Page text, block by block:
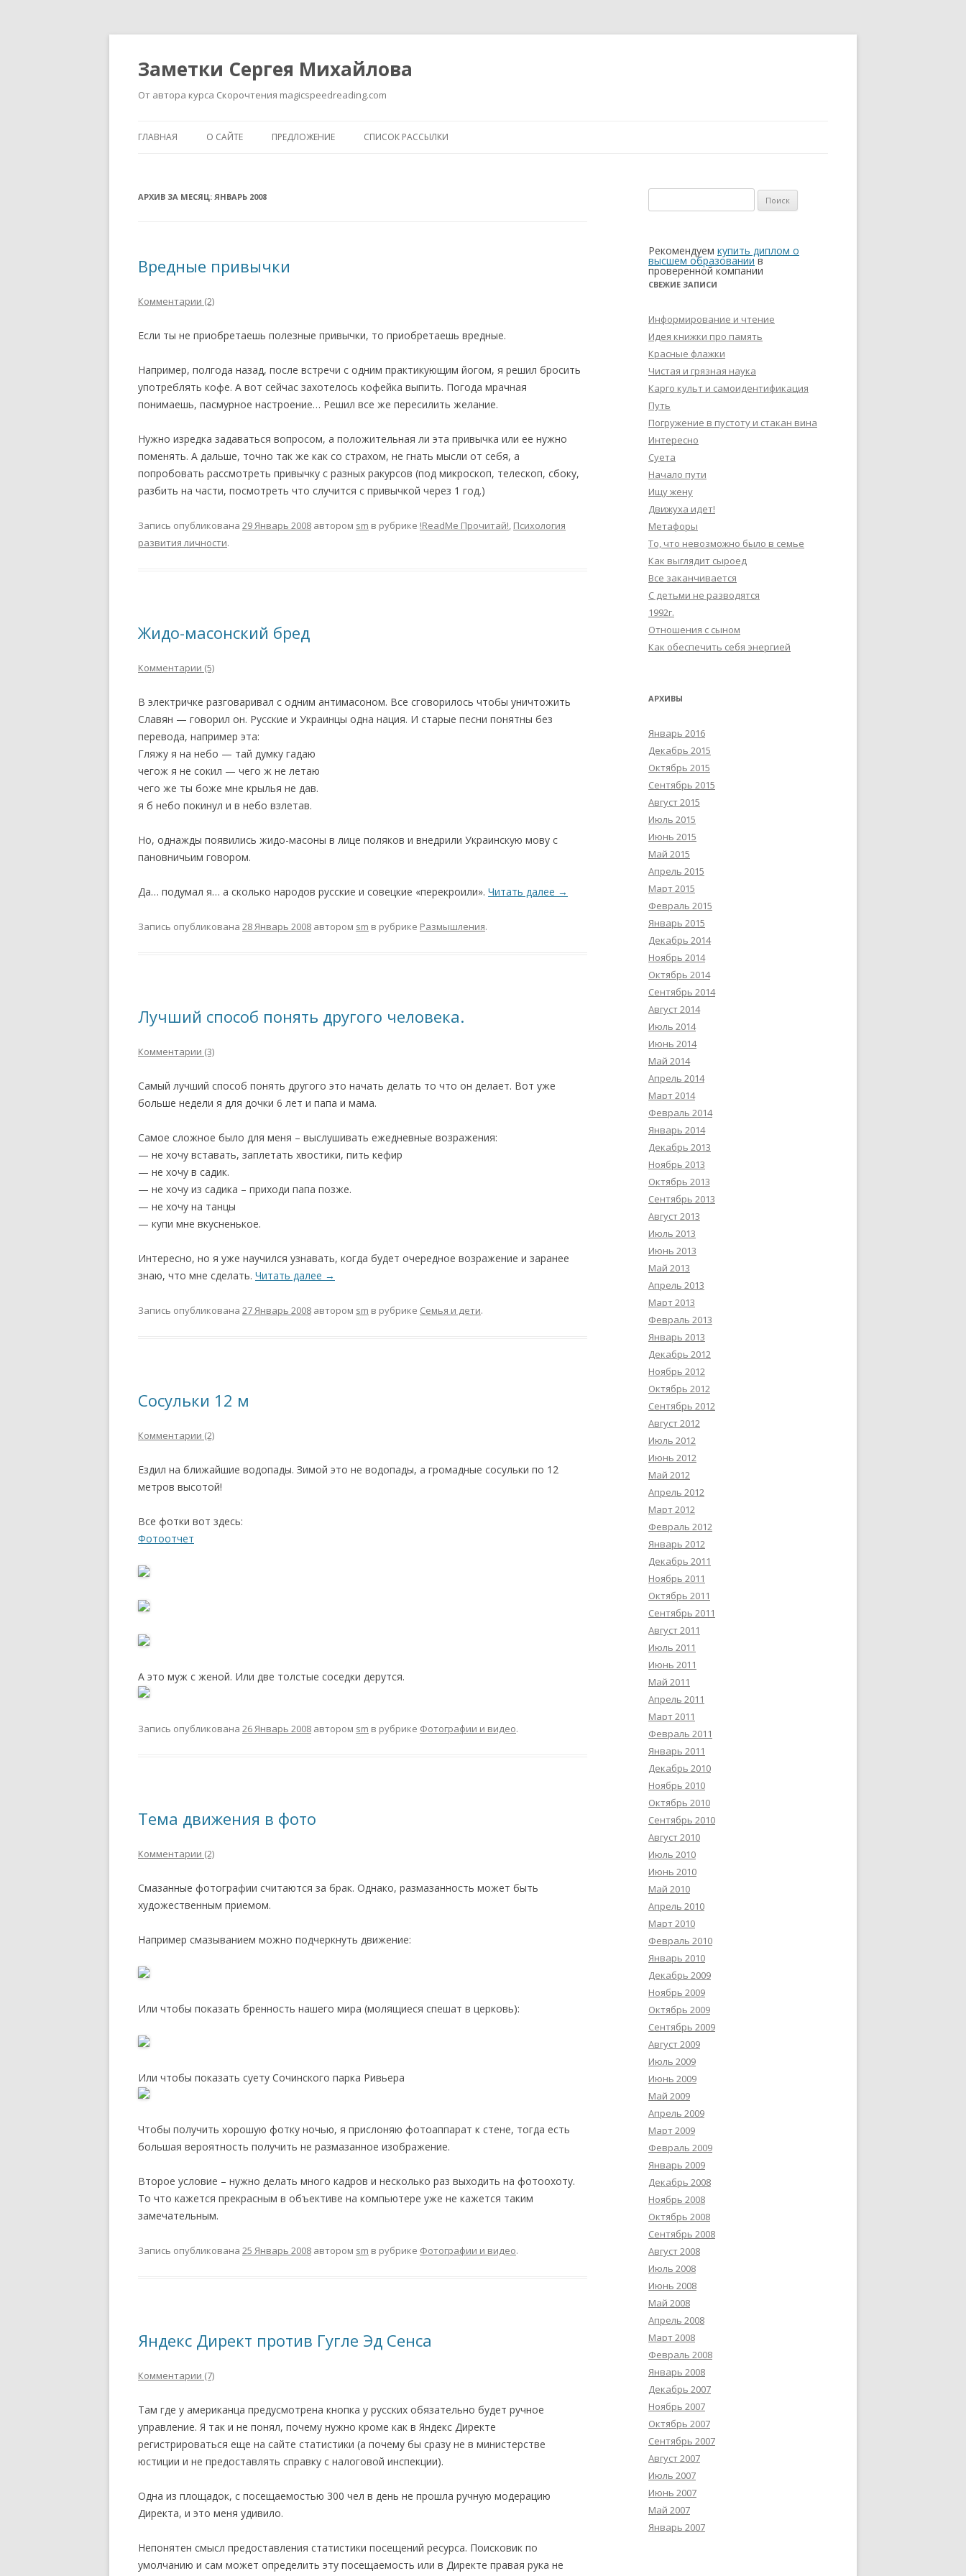
Заметки Сергея Михайлова
От автора курса Скорочтения magicspeedreading.com
ГЛАВНАЯ О САЙТЕ ПРЕДЛОЖЕНИЕ СПИСОК РАССЫЛКИ
АРХИВ ЗА МЕСЯЦ: ЯНВАРЬ 2008
Вредные привычки
Комментарии (2)
Если ты не приобретаешь полезные привычки, то приобретаешь вредные.
Например, полгода назад, после встречи с одним практикующим йогом, я решил бросить
употреблять кофе. А вот сейчас захотелось кофейка выпить. Погода мрачная
понимаешь, пасмурное настроение… Решил все же пересилить желание.
Нужно изредка задаваться вопросом, а положительная ли эта привычка или ее нужно
поменять. А дальше, точно так же как со страхом, не гнать мысли от себя, а
попробовать рассмотреть привычку с разных ракурсов (под микроскоп, телескоп, сбоку,
разбить на части, посмотреть что случится с привычкой через 1 год.)
Запись опубликована 29 Январь 2008 автором sm в рубрике !ReadMe Прочитай!, Психология
развития личности.
Жидо-масонский бред
Комментарии (5)
В электричке разговаривал с одним антимасоном. Все сговорилось чтобы уничтожить
Славян — говорил он. Русские и Украинцы одна нация. И старые песни понятны без
перевода, например эта:
Гляжу я на небо — тай думку гадаю
чегож я не сокил — чего ж не летаю
чего же ты боже мне крылья не дав.
я б небо покинул и в небо взлетав.
Но, однажды появились жидо-масоны в лице поляков и внедрили Украинскую мову с
пановничьим говором.
Да… подумал я… а сколько народов русские и совецкие «перекроили». Читать далее →
Запись опубликована 28 Январь 2008 автором sm в рубрике Размышления.
Лучший способ понять другого человека.
Комментарии (3)
Самый лучший способ понять другого это начать делать то что он делает. Вот уже
больше недели я для дочки 6 лет и папа и мама.
Самое сложное было для меня – выслушивать ежедневные возражения:
— не хочу вставать, заплетать хвостики, пить кефир
— не хочу в садик.
— не хочу из садика – приходи папа позже.
— не хочу на танцы
— купи мне вкусненькое.
Интересно, но я уже научился узнавать, когда будет очередное возражение и заранее
знаю, что мне сделать. Читать далее →
Запись опубликована 27 Январь 2008 автором sm в рубрике Семья и дети.
Сосульки 12 м
Комментарии (2)
Ездил на ближайшие водопады. Зимой это не водопады, а громадные сосульки по 12
метров высотой!
Все фотки вот здесь:
Фотоотчет
А это муж с женой. Или две толстые соседки дерутся.
Запись опубликована 26 Январь 2008 автором sm в рубрике Фотографии и видео.
Тема движения в фото
Комментарии (2)
Смазанные фотографии считаются за брак. Однако, размазанность может быть
художественным приемом.
Например смазыванием можно подчеркнуть движение:
Или чтобы показать бренность нашего мира (молящиеся спешат в церковь):
Или чтобы показать суету Сочинского парка Ривьера
Чтобы получить хорошую фотку ночью, я прислоняю фотоаппарат к стене, тогда есть
большая вероятность получить не размазанное изображение.
Второе условие – нужно делать много кадров и несколько раз выходить на фотоохоту.
То что кажется прекрасным в объективе на компьютере уже не кажется таким
замечательным.
Запись опубликована 25 Январь 2008 автором sm в рубрике Фотографии и видео.
Яндекс Директ против Гугле Эд Сенса
Комментарии (7)
Там где у американца предусмотрена кнопка у русских обязательно будет ручное
управление. Я так и не понял, почему нужно кроме как в Яндекс Директе
регистрироваться еще на сайте статистики (а почему бы сразу не в министерстве
юстиции и не предоставлять справку с налоговой инспекции).
Одна из площадок, с посещаемостью 300 чел в день не прошла ручную модерацию
Директа, и это меня удивило.
Непонятен смысл предоставления статистики посещений ресурса. Поисковик по
умолчанию и сам может определить эту посещаемость или в Директе правая рука не
Рекомендуем купить диплом о
высшем образовании в
проверенной компании
СВЕЖИЕ ЗАПИСИ
Информирование и чтение
Идея книжки про память
Красные флажки
Чистая и грязная наука
Карго культ и самоидентификация
Путь
Погружение в пустоту и стакан вина
Интересно
Суета
Начало пути
Ищу жену
Движуха идет!
Метафоры
То, что невозможно было в семье
Как выглядит сыроед
Все заканчивается
С детьми не разводятся
1992г.
Отношения с сыном
Как обеспечить себя энергией
АРХИВЫ
Январь 2016
Декабрь 2015
Октябрь 2015
Сентябрь 2015
Август 2015
Июль 2015
Июнь 2015
Май 2015
Апрель 2015
Март 2015
Февраль 2015
Январь 2015
Декабрь 2014
Ноябрь 2014
Октябрь 2014
Сентябрь 2014
Август 2014
Июль 2014
Июнь 2014
Май 2014
Апрель 2014
Март 2014
Февраль 2014
Январь 2014
Декабрь 2013
Ноябрь 2013
Октябрь 2013
Сентябрь 2013
Август 2013
Июль 2013
Июнь 2013
Май 2013
Апрель 2013
Март 2013
Февраль 2013
Январь 2013
Декабрь 2012
Ноябрь 2012
Октябрь 2012
Сентябрь 2012
Август 2012
Июль 2012
Июнь 2012
Май 2012
Апрель 2012
Март 2012
Февраль 2012
Январь 2012
Декабрь 2011
Ноябрь 2011
Октябрь 2011
Сентябрь 2011
Август 2011
Июль 2011
Июнь 2011
Май 2011
Апрель 2011
Март 2011
Февраль 2011
Январь 2011
Декабрь 2010
Ноябрь 2010
Октябрь 2010
Сентябрь 2010
Август 2010
Июль 2010
Июнь 2010
Май 2010
Апрель 2010
Март 2010
Февраль 2010
Январь 2010
Декабрь 2009
Ноябрь 2009
Октябрь 2009
Сентябрь 2009
Август 2009
Июль 2009
Июнь 2009
Май 2009
Апрель 2009
Март 2009
Февраль 2009
Январь 2009
Декабрь 2008
Ноябрь 2008
Октябрь 2008
Сентябрь 2008
Август 2008
Июль 2008
Июнь 2008
Май 2008
Апрель 2008
Март 2008
Февраль 2008
Январь 2008
Декабрь 2007
Ноябрь 2007
Октябрь 2007
Сентябрь 2007
Август 2007
Июль 2007
Июнь 2007
Май 2007
Январь 2007